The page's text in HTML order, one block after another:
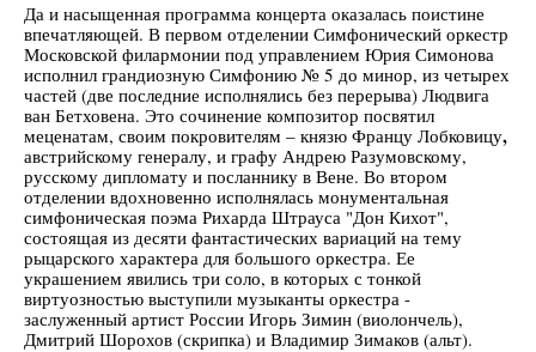
Да и насыщенная программа концерта оказалась поистине
впечатляющей. В первом отделении Симфонический оркестр
Московской филармонии под управлением Юрия Симонова
исполнил грандиозную Симфонию № 5 до минор, из четырех
частей (две последние исполнялись без перерыва) Людвига
ван Бетховена. Это сочинение композитор посвятил
меценатам, своим покровителям – князю Францу Лобковицу,
австрийскому генералу, и графу Андрею Разумовскому,
русскому дипломату и посланнику в Вене. Во втором
отделении вдохновенно исполнялась монументальная
симфоническая поэма Рихарда Штрауса "Дон Кихот",
состоящая из десяти фантастических вариаций на тему
рыцарского характера для большого оркестра. Ее
украшением явились три соло, в которых с тонкой
виртуозностью выступили музыканты оркестра -
заслуженный артист России Игорь Зимин (виолончель),
Дмитрий Шорохов (скрипка) и Владимир Зимаков (альт).